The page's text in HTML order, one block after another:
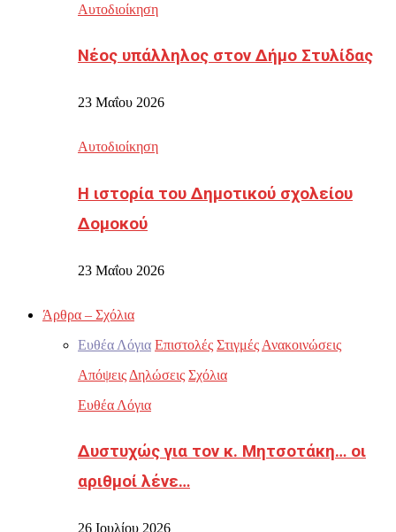
Αυτοδιοίκηση
Νέος υπάλληλος στον Δήμο Στυλίδας
23 Μαΐου 2026
Αυτοδιοίκηση
Η ιστορία του Δημοτικού σχολείου
Δομοκού
23 Μαΐου 2026
Άρθρα – Σχόλια
Ευθέα Λόγια Επιστολές Στιγμές Ανακοινώσεις
Απόψεις Δηλώσεις Σχόλια
Ευθέα Λόγια
Δυστυχώς για τον κ. Μητσοτάκη… οι
αριθμοί λένε…
26 Ιουλίου 2026